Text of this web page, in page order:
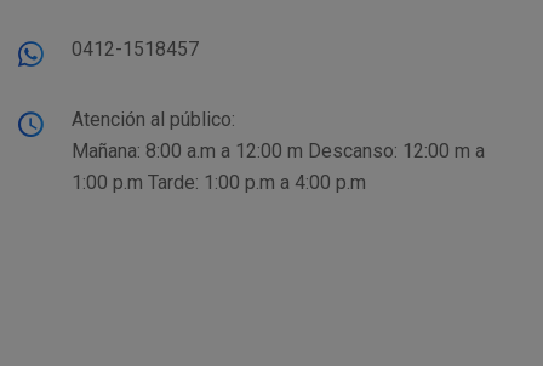
0412-1518457
Atención al público:
Mañana: 8:00 a.m a 12:00 m Descanso: 12:00 m a
1:00 p.m Tarde: 1:00 p.m a 4:00 p.m